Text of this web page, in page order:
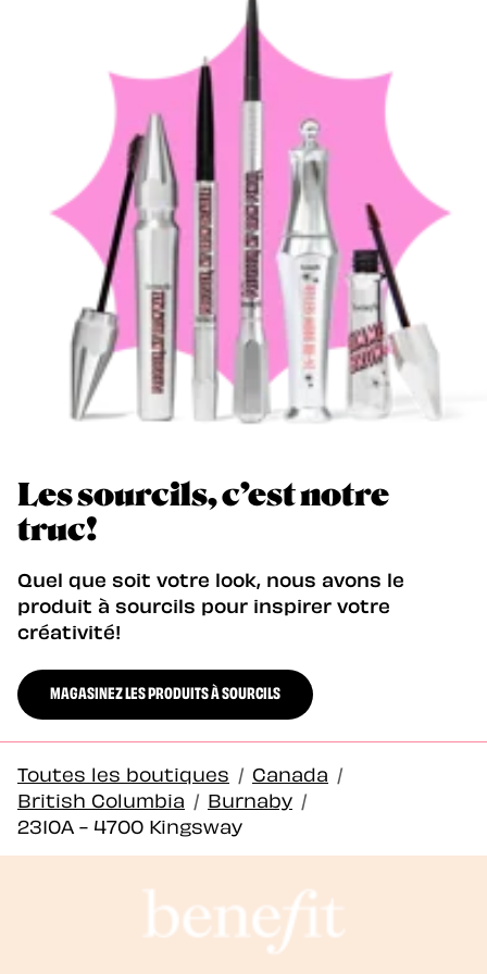
Les sourcils, c’est notre
truc!
Quel que soit votre look, nous avons le
produit à sourcils pour inspirer votre
créativité!
MAGASINEZ LES PRODUITS À SOURCILS
Toutes les boutiques / Canada /
British Columbia / Burnaby /
2310A - 4700 Kingsway